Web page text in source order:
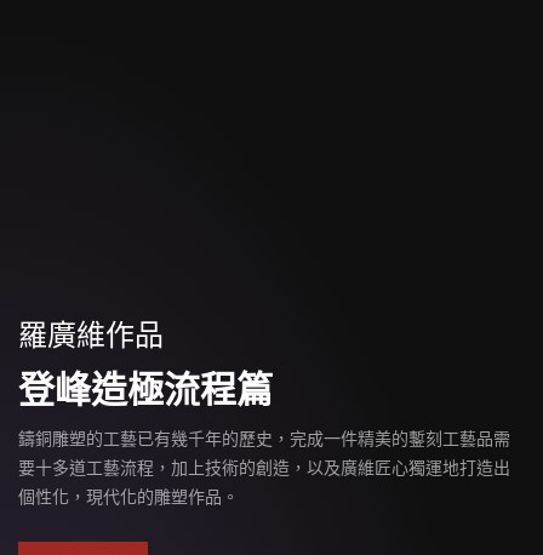
羅廣維作品
登峰造極流程篇
鑄銅雕塑的工藝已有幾千年的歷史，完成一件精美的鏨刻工藝品需
要十多道工藝流程，加上技術的創造，以及廣維匠心獨運地打造出
個性化，現代化的雕塑作品。